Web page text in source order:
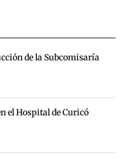
de la Subcomisaría
el Hospital de Curicó